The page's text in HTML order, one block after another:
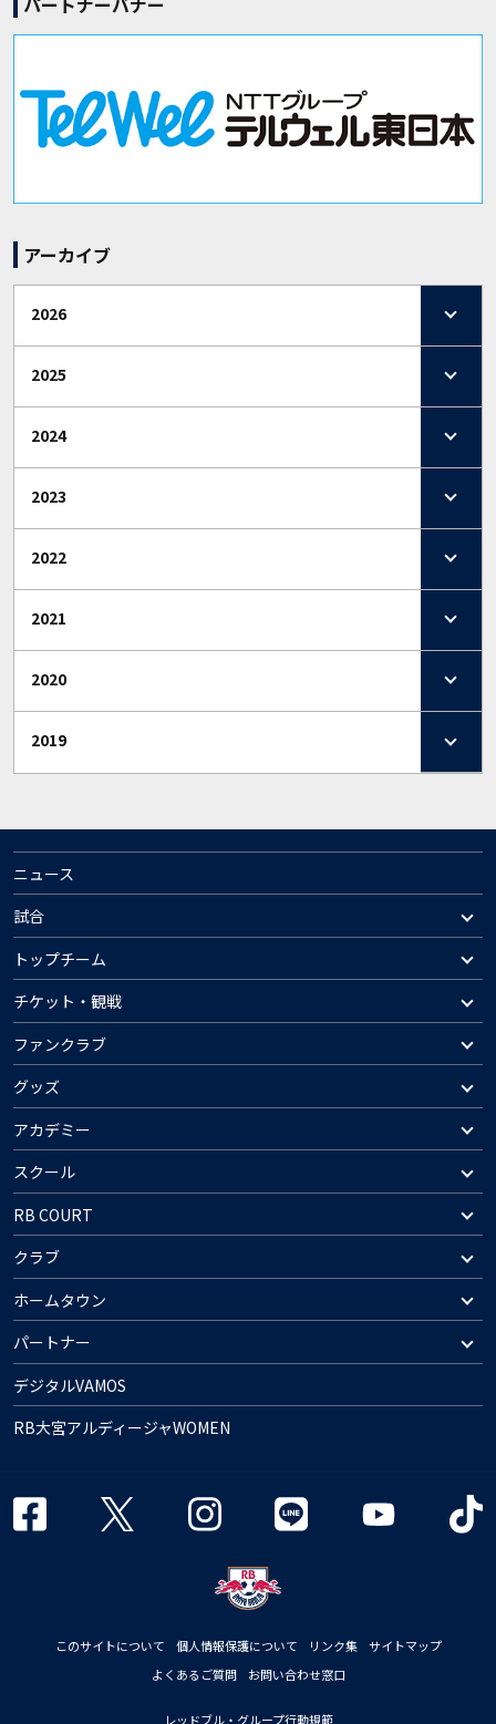
アーカイブ
2026
2025
2024
2023
2022
2021
2020
2019
ニュース
試合
トップチーム
チケット・観戦
ファンクラブ
グッズ
アカデミー
スクール
RB COURT
クラブ
ホームタウン
パートナー
デジタルVAMOS
RB大宮アルディージャWOMEN
このサイトについて 個人情報保護について リンク集
サイトマップ
よくあるご質問
お問い合わせ窓口
レッドブル・グループ行動規範